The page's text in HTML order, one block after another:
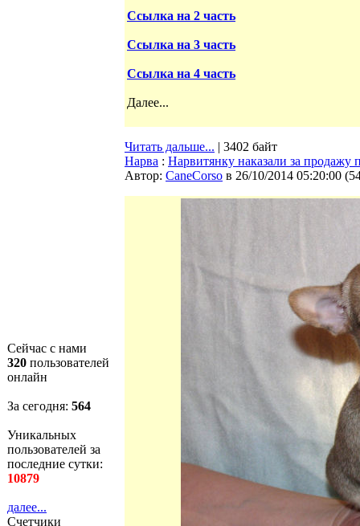
Сейчас с нами
320 пользователей
онлайн
За сегодня: 564
Уникальных
пользователей за
последние сутки:
10879
далее...
Счетчики
Ссылка на 2 часть
Ссылка на 3 часть
Ссылка на 4 часть
Далее...
Читать дальше... | 3402 байт
Нарва : Нарвитянку наказали за
Автор: CaneCorso в 26/10/2014 05:20:00 (